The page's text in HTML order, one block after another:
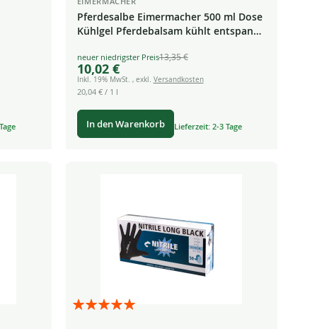
Pferdesalbe Eimermacher 500 ml Dose
Kühlgel Pferdebalsam kühlt entspannt
Special
Price
10,02 €
13,35 €
Inkl. 19% MwSt. , exkl. Versandkosten
20,04 €/ 1 l
In den Warenkorb Lieferzeit: 2-3 Tage
Bewertung: